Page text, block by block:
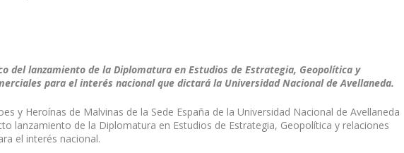
del lanzamiento de la Diplomatura en Estudios de Estrategia, Geopolítica y
para el interés nacional que dictará la Universidad Nacional de Avellaneda.
y Heroínas de Malvinas de la Sede España de la Universidad Nacional de Avellaneda
lanzamiento de la Diplomatura en Estudios de Estrategia, Geopolítica y relaciones
el interés nacional.